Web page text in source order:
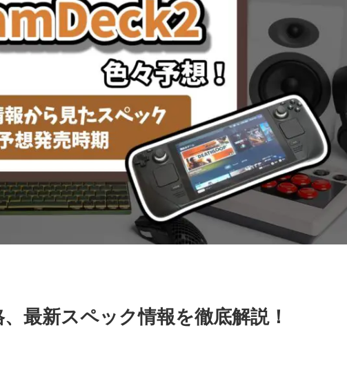
最新スペック情報を徹底解説！